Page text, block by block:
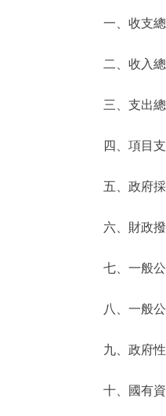
參
走進北京
北
一、收支總
二、收入總
三、支出總
四、項目支
五、政府採
六、財政撥
七、一般公
八、一般公
九、政府性
十、國有資